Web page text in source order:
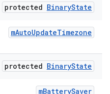
protected BinaryState
mAutoUpdateTimezone
protected BinaryState
mBatterySaver